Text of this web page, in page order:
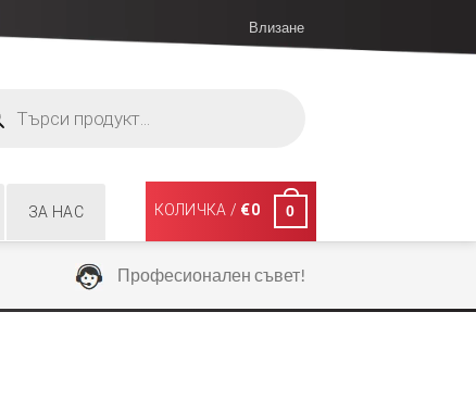
Влизане
ЗА НАС КОЛИЧКА / €0 0
Професионален съвет!